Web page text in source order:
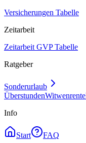
Versicherungen Tabelle
Zeitarbeit
Zeitarbeit GVP Tabelle
Ratgeber
Sonderurlaub
ÜberstundenWitwenrente
Info
Start
FAQ